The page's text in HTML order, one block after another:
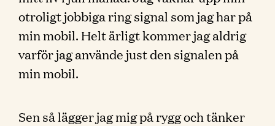
otroligt jobbiga ring signal som jag har på
min mobil. Helt ärligt kommer jag aldrig
varför jag använde just den signalen på
min mobil.
Sen så lägger jag mig på rygg och tänker